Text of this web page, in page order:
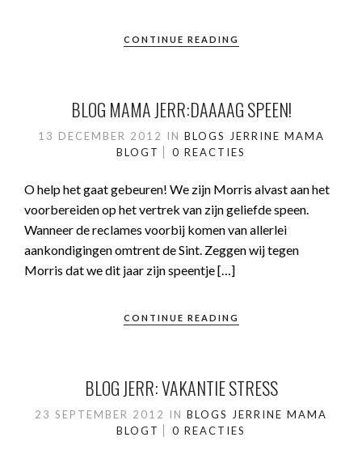
CONTINUE READING
BLOG MAMA JERR:DAAAAG SPEEN!
13 DECEMBER 2012 IN BLOGS JERRINE MAMA
BLOGT
0 REACTIES
O help het gaat gebeuren! We zijn Morris alvast aan het
voorbereiden op het vertrek van zijn geliefde speen.
Wanneer de reclames voorbij komen van allerlei
aankondigingen omtrent de Sint. Zeggen wij tegen
Morris dat we dit jaar zijn speentje […]
CONTINUE READING
BLOG JERR: VAKANTIE STRESS
23 SEPTEMBER 2012 IN BLOGS JERRINE MAMA
BLOGT
0 REACTIES